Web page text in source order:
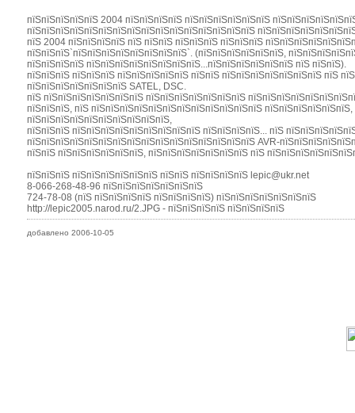
пїЅпїЅпїЅпїЅпїЅ 2004 пїЅпїЅпїЅпїЅ пїЅпїЅпїЅпїЅпїЅпїЅ
пїЅпїЅпїЅпїЅпїЅпїЅпїЅпїЅпїЅпїЅпїЅпїЅпїЅпїЅпїЅпїЅ
пїЅ 2004 пїЅпїЅпїЅпїЅ пїЅ пїЅпїЅ пїЅпїЅпїЅ пїЅпїЅпїЅ
пїЅпїЅпїЅ`пїЅпїЅпїЅпїЅпїЅпїЅпїЅпїЅ`. (пїЅпїЅпїЅпїЅпїЅпїЅ,
пїЅпїЅпїЅпїЅ пїЅпїЅпїЅпїЅпїЅпїЅпїЅпїЅ...пїЅпїЅпїЅпїЅпїЅпїЅ пїЅ пїЅпїЅ).
пїЅпїЅпїЅ пїЅпїЅпїЅ пїЅпїЅпїЅпїЅпїЅ пїЅпїЅ пїЅпїЅпїЅпїЅпїЅпїЅпїЅ пїЅ
пїЅпїЅпїЅпїЅпїЅпїЅпїЅ SATEL, DSC.
пїЅ пїЅпїЅпїЅпїЅпїЅпїЅпїЅ пїЅпїЅпїЅпїЅпїЅпїЅпїЅ
пїЅпїЅпїЅ, пїЅ пїЅпїЅпїЅпїЅпїЅпїЅпїЅпїЅпїЅпїЅпїЅпїЅ
пїЅпїЅпїЅпїЅпїЅпїЅпїЅпїЅпїЅпїЅ,
пїЅпїЅпїЅ пїЅпїЅпїЅпїЅпїЅпїЅпїЅпїЅпїЅ пїЅпїЅпїЅпїЅ... пїЅ
пїЅпїЅпїЅпїЅпїЅпїЅпїЅпїЅпїЅпїЅпїЅпїЅпїЅпїЅпїЅпїЅ AVR-
пїЅпїЅ пїЅпїЅпїЅпїЅпїЅпїЅ, пїЅпїЅпїЅпїЅпїЅпїЅпїЅ пїЅ
пїЅпїЅпїЅ пїЅпїЅпїЅпїЅпїЅпїЅ пїЅпїЅ пїЅпїЅпїЅпїЅ lepic@ukr.net
8-066-268-48-96 пїЅпїЅпїЅпїЅпїЅпїЅпїЅ
724-78-08 (пїЅ пїЅпїЅпїЅпїЅ пїЅпїЅпїЅпїЅ) пїЅпїЅпїЅпїЅпїЅпїЅпїЅ
http://lepic2005.narod.ru/2.JPG - пїЅпїЅпїЅпїЅ пїЅпїЅпїЅпїЅ
добавлено 2006-10-05